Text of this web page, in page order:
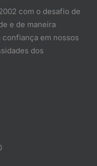
com o desafio de
e de maneira
confiança em nossos
dos